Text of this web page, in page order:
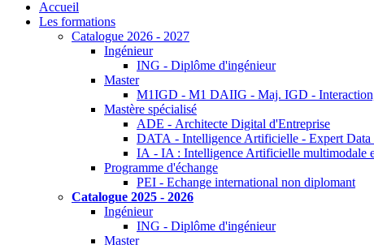
Accueil
Les formations
Catalogue 2026 - 2027
Ingénieur
ING - Diplôme d'ingénieur
Master
M1IGD - M1 DAIIG - Maj. IGD -
Mastère spécialisé
ADE - Architecte Digital d'Entreprise
DATA - Intelligence Artificielle - Expert
IA - IA : Intelligence Artificielle multimodale
Programme d'échange
PEI - Echange international non diplomant
Catalogue 2025 - 2026
Ingénieur
ING - Diplôme d'ingénieur
Master